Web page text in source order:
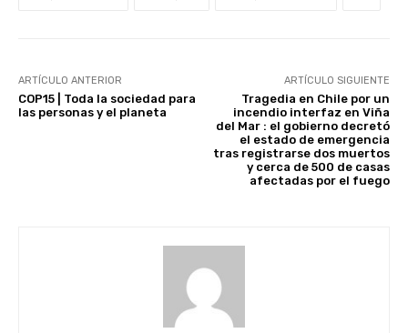
ARTÍCULO ANTERIOR
COP15 | Toda la sociedad para
las personas y el planeta
ARTÍCULO SIGUIENTE
Tragedia en Chile por un
incendio interfaz en Viña
del Mar : el gobierno decretó
el estado de emergencia
tras registrarse dos muertos
y cerca de 500 de casas
afectadas por el fuego